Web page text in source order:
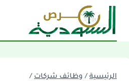
التجاوز
المحتوى
الرئيسية / وظائف شركات /